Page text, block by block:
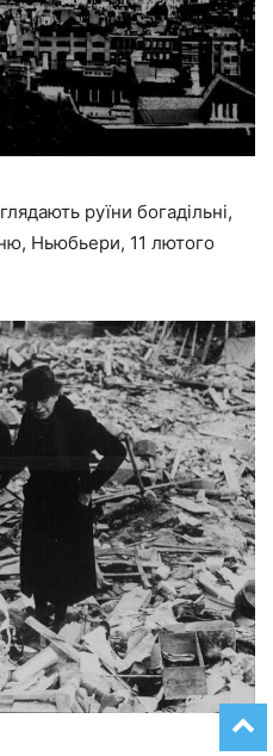
руїни богадільні,
Ньюбьери, 11 лютого